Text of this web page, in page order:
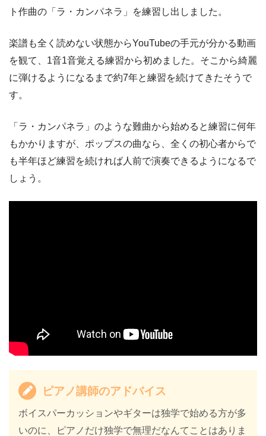
ト作曲の「ラ・カンパネラ」を練習し出しました。
楽譜も全く読めない状態からYouTubeの手元が分かる動画
を観て、1音1音覚える練習から初めました。そこから綺麗
に弾けるようになるまで約7年と練習を続けてきたそうで
す。
「ラ・カンパネラ」のような難曲から始めると練習に何年
もかかりますが、ポップスの曲なら、全くの初心者からで
も半年ほど練習を続ければ人前で演奏できるようになるで
しょう。
ピアノ講師のアドバイス
ボイスパーカッションやギターは独学で始める方が多
いのに、ピアノだけ独学で無理だなんてことはありま